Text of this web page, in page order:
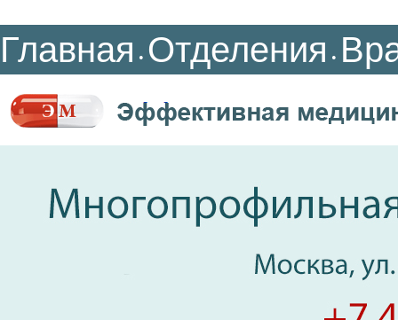
Главная • Отделения •